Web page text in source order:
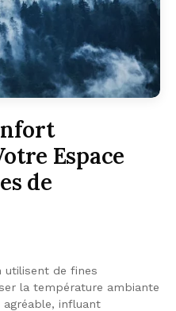
Espace
de
utilisent de fines
la température ambiante
influant